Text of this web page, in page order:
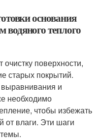
основания
теплого
поверхности,
старых покрытий.
и
необходимо
чтобы избежать
от влаги. Эти шаги